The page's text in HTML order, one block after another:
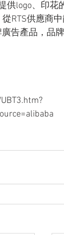
供logo、印花
RTS供應商
告產品，品牌